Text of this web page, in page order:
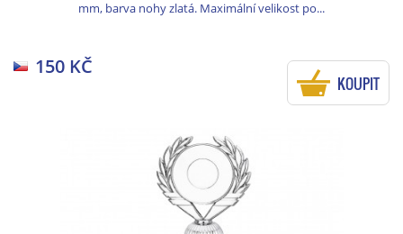
mm, barva nohy zlatá. Maximální velikost po...
150 KČ
KOUPIT